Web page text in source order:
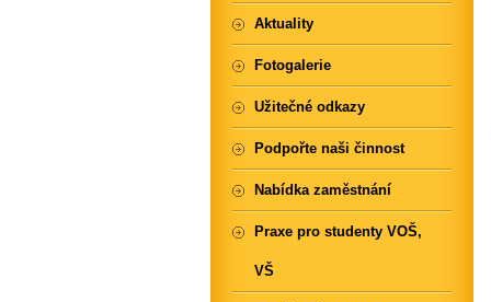
Aktuality
Fotogalerie
Užitečné odkazy
Podpořte naši činnost
Nabídka zaměstnání
Praxe pro studenty VOŠ,
VŠ